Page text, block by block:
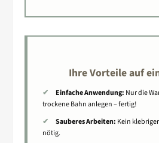
Ihre Vorteile auf
✔ Einfache Anwendung: Nur die
trockene Bahn anlegen – fertig!
✔
Sauberes Arbeiten: Kein
nötig.